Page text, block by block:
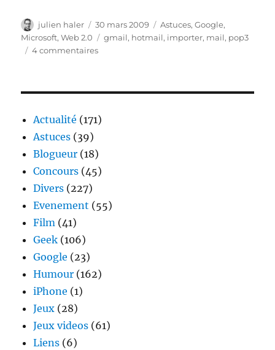
Auteur
julien haler
Publié
le
30 mars 2009 Catégories
Astuces,Google,
Microsoft,Web 2.0 Étiquettes
gmail, hotmail, importer, mail, pop3
4 commentairessur
votre
boite
Actualité (171)
Astuces (39)
Blogueur (18)
Concours (45)
Divers (227)
Evenement (55)
Film (41)
Geek (106)
Google (23)
Humour (162)
iPhone (1)
Jeux (28)
Jeux videos (61)
Liens (6)